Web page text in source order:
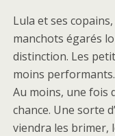
Lula et ses
manchots égarés
distinction. Les
moins
Au moins, une fois
chance. Une sorte
viendra les brimer,